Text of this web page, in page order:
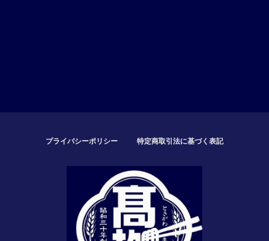
プライバシーポリシー 特定商取引法に基づく表記